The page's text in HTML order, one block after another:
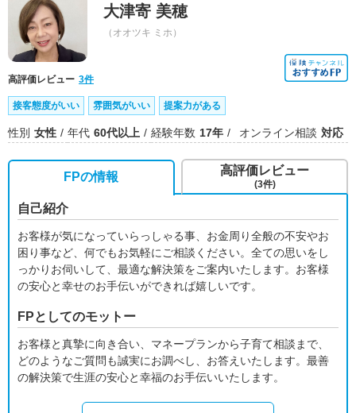
大津寄 美穂
（オオツキ ミホ）
高評価レビュー 3件
接客態度がいい 雰囲気がいい 提案力がある
性別 女性 年代 60代以上 経験年数 17年 オンライン相談 対応
FPの情報
自己紹介
お客様が気になっていらっしゃる事、お金周り全般の不安やお
困り事など、何でもお気軽にご相談ください。全ての思いをし
っかりお伺いして、最適な解決策をご案内いたします。お客様
の安心と幸せのお手伝いができれば嬉しいです。
FPとしてのモットー
お客様と真摯に向き合い、マネープランから子育て相談まで、
どのようなご質問も誠実にお調べし、お答えいたします。最善
の解決策で生涯の安心と幸福のお手伝いいたします。
高評価レビュー
(3件)